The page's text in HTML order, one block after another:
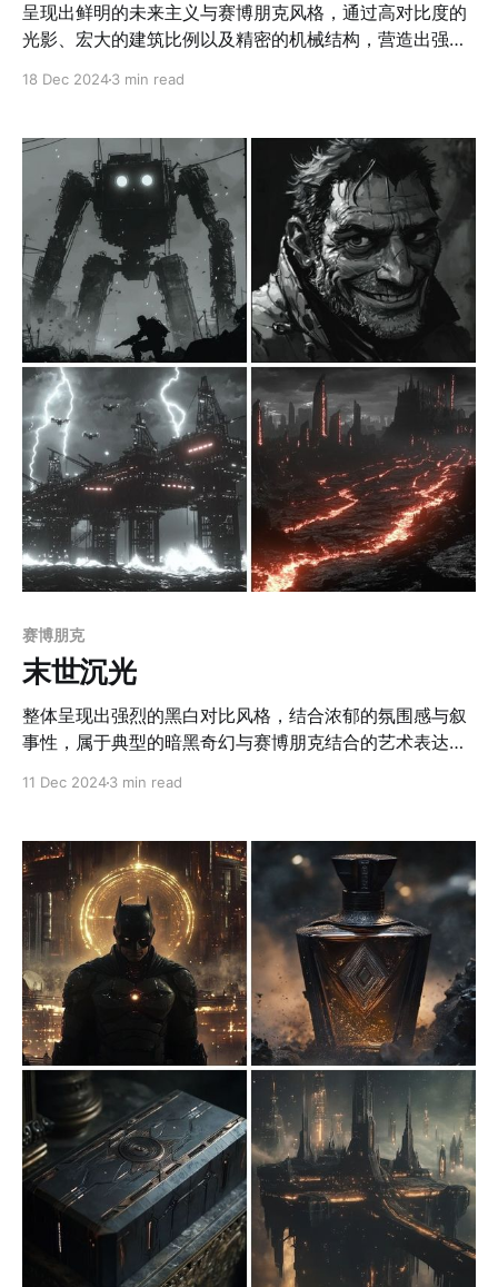
呈现出鲜明的未来主义与赛博朋克风格，通过高对比度的
光影、宏大的建筑比例以及精密的机械结构，营造出强烈
且富有空间感，如流线型的悬浮飞船、垂直构图的未来都
市，以及荒凉沙漠中坠毁的星际遗迹，均运用了深度透视
与细腻的材质描绘，增强了场景的纵深感与现实感。人物
设计充满戏剧表现力，如少年的未来制服与漂浮机械装
置，细腻的光影处理下，角色面部表情显得富有情绪张
力，展现出科技与个体命运的紧密联系。作品的细节刻画
极为精致，从飞船外壳的机械纹理到废墟残骸的粗糙表
面，通过光滑与粗糙材质的对比，强化了科技感与史诗感
的双重视觉体验，营造出一个充满未知与探索精神的未来
世界。 应用场景 1. 科幻插画：适用于科幻小说封面、未
来主义杂志插图与故事叙事插画。 2. 电影概念设计：可作
为未来城市、飞船与场景原画设计，适合赛博朋克与太空
歌剧类题材。 3. 游戏美术：适合制作高科技都市、未来战
斗场景与飞船基地等游戏背景设计。 4. 品牌视觉：应用于
高端科技品牌、电
18 Dec 20243 min read
赛博朋克
末世沉光
整体呈现出强烈的黑白对比风格，结合浓郁的氛围感与叙
事性，属于典型的暗黑奇幻与赛博朋克结合的艺术表达。
结构为主，面部细节丰富，表情生动而充满力量感，特别
是眼神处理极具冲击力，营造出一种内在情感的深邃和强
烈的个性。背景细节与角色互动性较强，环境的复杂性
（如破碎的机械、崩塌的建筑）进一步强化了画面整体的
叙事效果，体现了孤独、抗争或压迫的主题。 应用场景 1.
游戏概念设计：适用于暗黑类、末世题材或深刻剧情导向
的RPG游戏角色和场景设定。 2. 科幻影视制作：可用作科
幻、后启示录题材电影或动画中的概念原画。 3. 漫画与插
画创作：特别适合用于深沉且情绪化的独立漫画或科幻奇
幻插画项目。 4. 专辑封面设计：为音乐作品（如重金属、
电子或实验音乐）提供视觉艺术支持。 5. 品牌视觉拓展：
适用于个性化强烈的品牌形象宣传，如与赛博朋克风相关
的时尚、数码产品等领域。 prompt： 1. A towering,
rusted me
11 Dec 20243 min read